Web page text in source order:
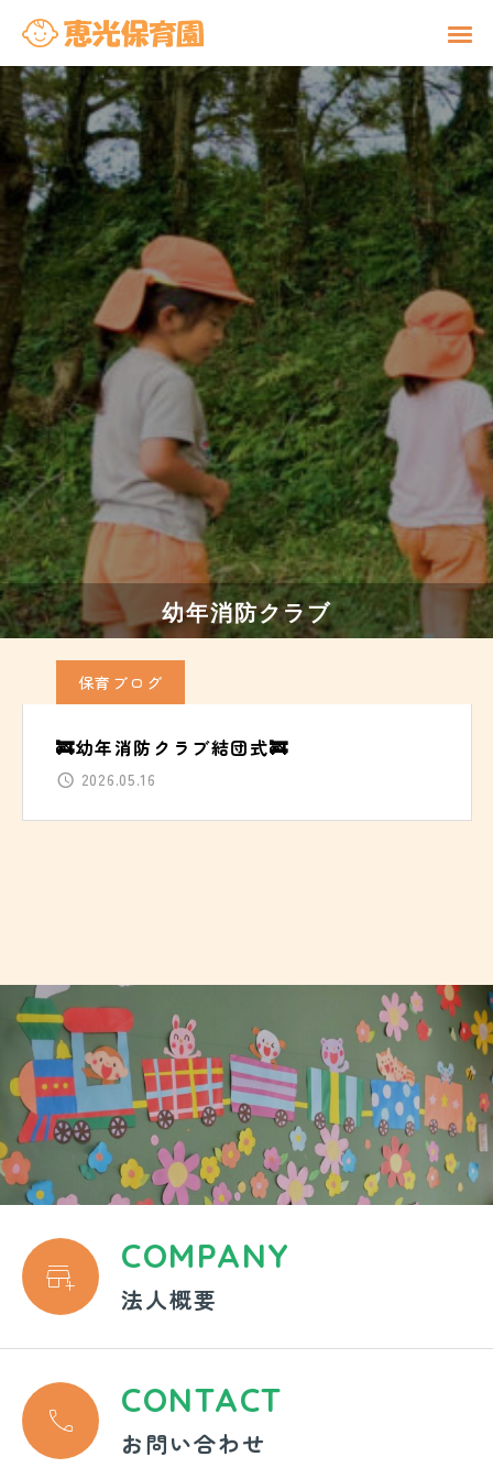
幼年消防クラブ
保育ブログ
🚒幼年消防クラブ結団式🚒
2026.05.16
 COMPANY
法人概要
 CONTACT
お問い合わせ